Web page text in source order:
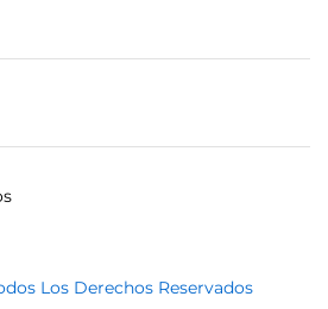
Los Derechos Reservados